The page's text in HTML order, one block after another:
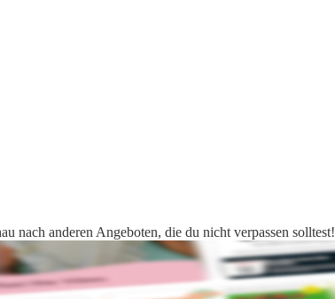
nach anderen Angeboten, die du nicht verpassen solltest!